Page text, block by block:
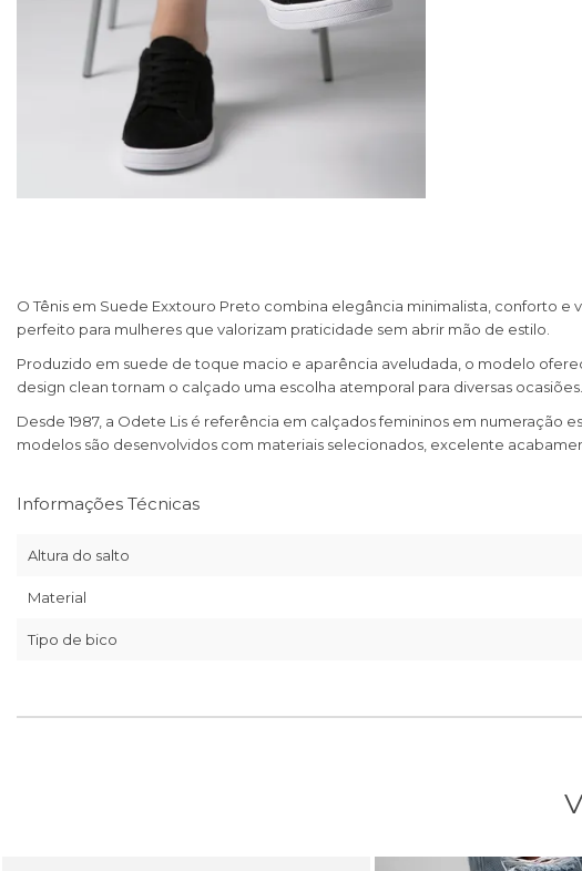
O Tênis em Suede Exxtouro Preto combina elegância minimalista, conforto
perfeito para mulheres que valorizam praticidade sem abrir mão de estilo.
Produzido em suede de toque macio e aparência aveludada, o modelo
design clean tornam o calçado uma escolha atemporal para diversas ocasiões.
Desde 1987, a Odete Lis é referência em calçados femininos em numeração
modelos são desenvolvidos com materiais selecionados, excelente
Informações Técnicas
Altura do salto
Material
Tipo de bico